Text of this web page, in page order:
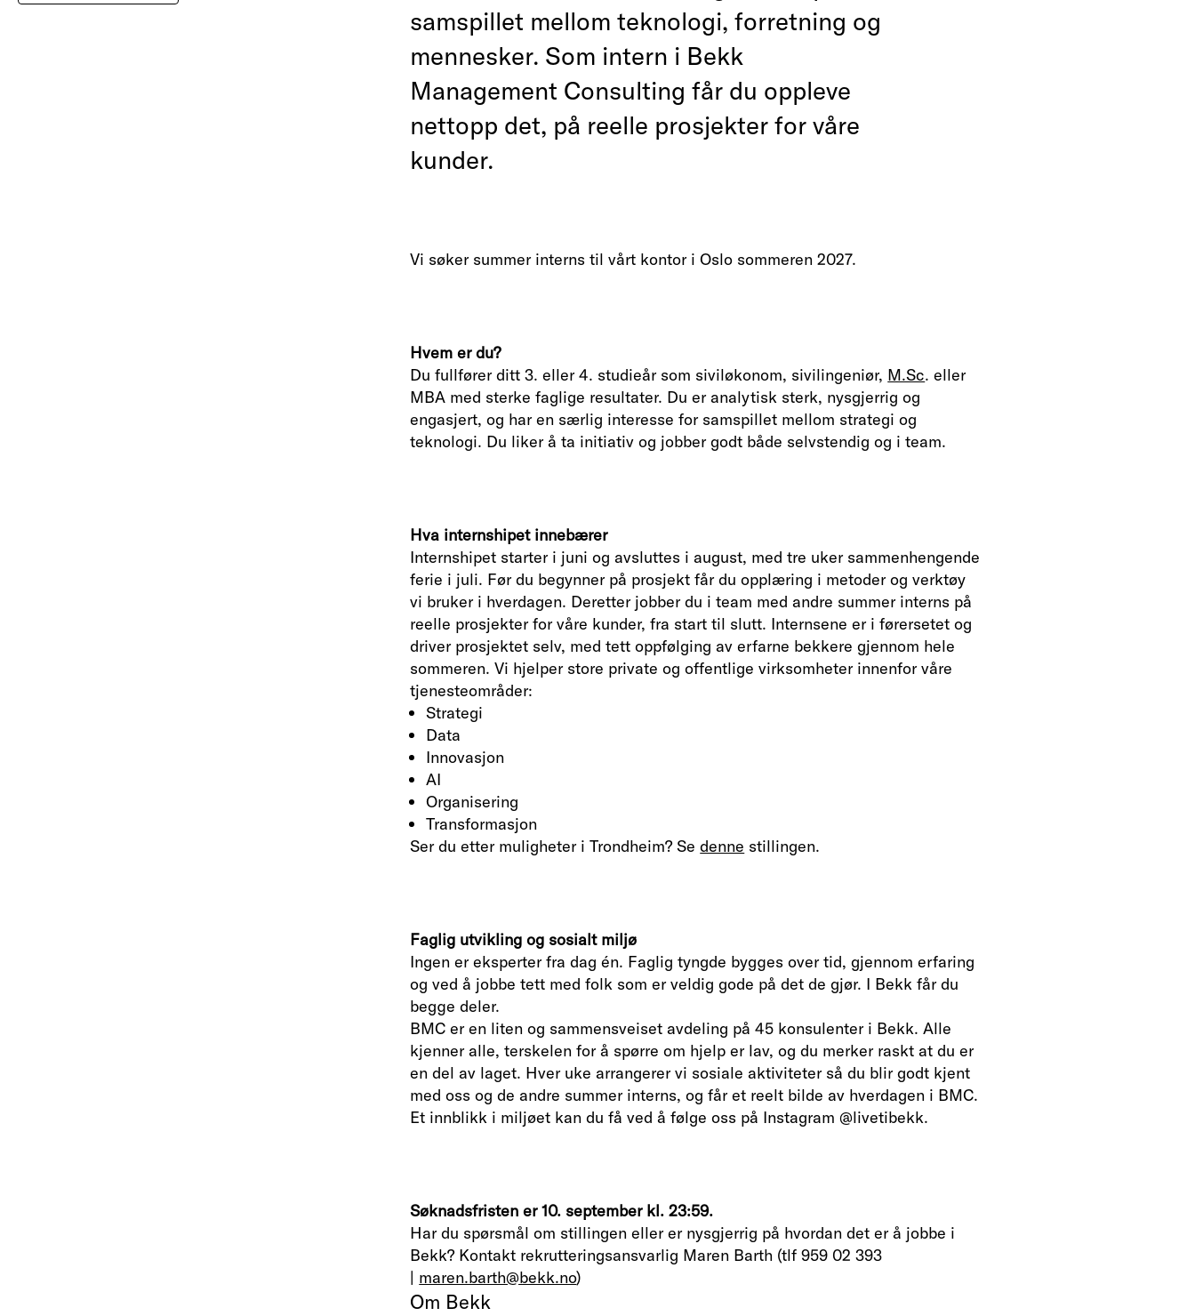
Kontakt
samspillet mellom teknologi, forretning og
mennesker. Som intern i Bekk
Management Consulting får du oppleve
nettopp det, på reelle prosjekter for våre
kunder.
Vi søker summer interns til vårt kontor i Oslo sommeren 2027.
Hvem er du?
Du fullfører ditt 3. eller 4. studieår som siviløkonom, sivilingeniør, M.Sc. eller
MBA med sterke faglige resultater. Du er analytisk sterk, nysgjerrig og
engasjert, og har en særlig interesse for samspillet mellom strategi og
teknologi. Du liker å ta initiativ og jobber godt både selvstendig og i team.
Hva internshipet innebærer
Internshipet starter i juni og avsluttes i august, med tre uker sammenhengende
ferie i juli. Før du begynner på prosjekt får du opplæring i metoder og verktøy
vi bruker i hverdagen. Deretter jobber du i team med andre summer interns på
reelle prosjekter for våre kunder, fra start til slutt. Internsene er i førersetet og
driver prosjektet selv, med tett oppfølging av erfarne bekkere gjennom hele
sommeren. Vi hjelper store private og offentlige virksomheter innenfor våre
tjenesteområder:
Strategi
Data
Innovasjon
AI
Organisering
Transformasjon
Ser du etter muligheter i Trondheim? Sedenne stillingen.
Faglig utvikling og sosialt miljø
Ingen er eksperter fra dag én. Faglig tyngde bygges over tid, gjennom erfaring
og ved å jobbe tett med folk som er veldig gode på det de gjør. I Bekk får du
begge deler.
BMC er en liten og sammensveiset avdeling på 45 konsulenter i Bekk. Alle
kjenner alle, terskelen for å spørre om hjelp er lav, og du merker raskt at du er
en del av laget. Hver uke arrangerer vi sosiale aktiviteter så du blir godt kjent
med oss og de andre summer interns, og får et reelt bilde av hverdagen i BMC.
Et innblikk i miljøet kan du få ved å følge oss på Instagram @livetibekk.
Søknadsfristen er 10. september kl. 23:59.
Har du spørsmål om stillingen eller er nysgjerrig på hvordan det er å jobbe i
Bekk? Kontakt rekrutteringsansvarlig Maren Barth (tlf 959 02 393
| maren.barth@bekk.no)
Om Bekk